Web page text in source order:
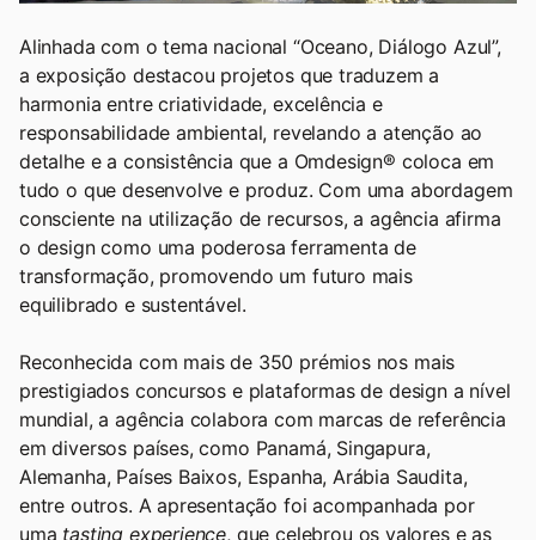
Alinhada com o tema nacional “Oceano, Diálogo Azul”,
a exposição destacou projetos que traduzem a
harmonia entre criatividade, excelência e
responsabilidade ambiental, revelando a atenção ao
detalhe e a consistência que a Omdesign® coloca em
tudo o que desenvolve e produz. Com uma abordagem
consciente na utilização de recursos, a agência afirma
o design como uma poderosa ferramenta de
transformação, promovendo um futuro mais
equilibrado e sustentável.
Reconhecida com mais de 350 prémios nos mais
prestigiados concursos e plataformas de design a nível
mundial, a agência colabora com marcas de referência
em diversos países, como Panamá, Singapura,
Alemanha, Países Baixos, Espanha, Arábia Saudita,
entre outros. A apresentação foi acompanhada por
uma tasting experience, que celebrou os valores e as